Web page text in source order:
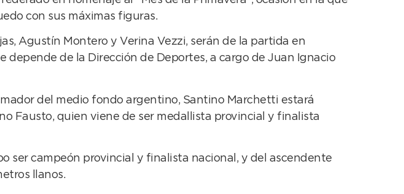
con sus máximas figuras.
Agustín Montero y Verina Vezzi, serán de la partida en
depende de la Dirección de Deportes, a cargo de Juan Ignacio
del medio fondo argentino, Santino Marchetti estará
Fausto, quien viene de ser medallista provincial y finalista
ser campeón provincial y finalista nacional, y del ascendente
llanos.